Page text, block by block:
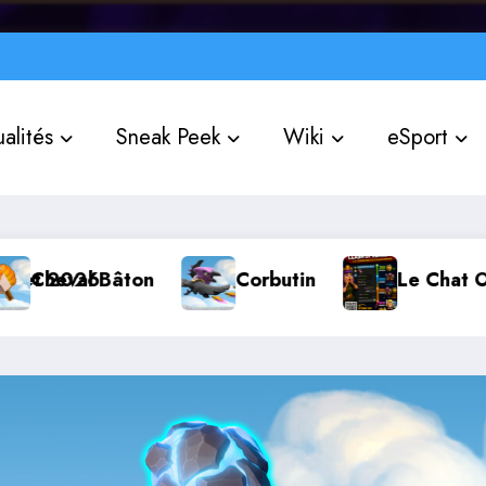
Sneak Peek Wiki eSport
Corbutin Le Chat Officiel « Clash of